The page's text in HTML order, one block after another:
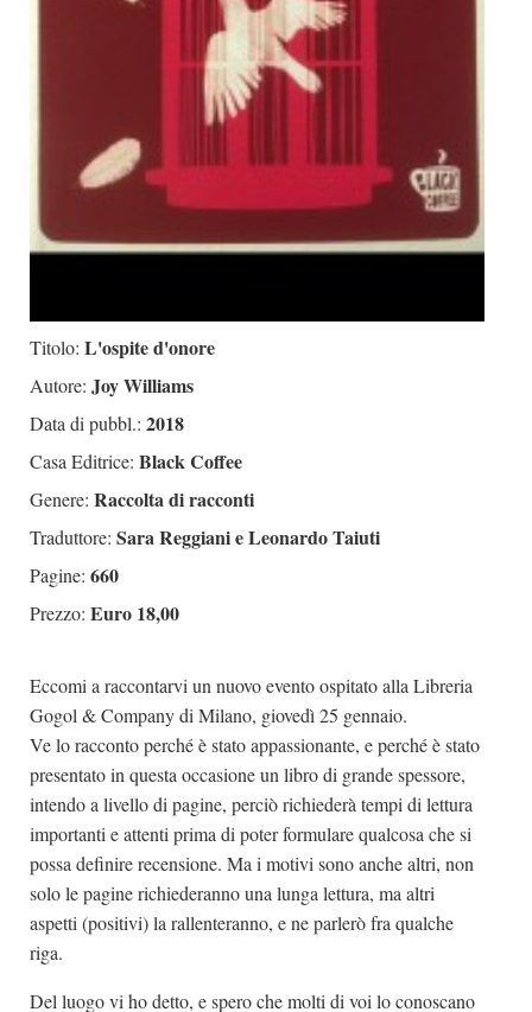
Titolo: L'ospite d'onore
Autore: Joy Williams
Data di pubbl.: 2018
Casa Editrice: Black Coffee
Genere: Raccolta di racconti
Traduttore: Sara Reggiani e Leonardo Taiuti
Pagine: 660
Prezzo: Euro 18,00
Eccomi a raccontarvi un nuovo evento ospitato alla Libreria
Gogol & Company di Milano, giovedì 25 gennaio.
Ve lo racconto perché è stato appassionante, e perché è stato
presentato in questa occasione un libro di grande spessore,
intendo a livello di pagine, perciò richiederà tempi di lettura
importanti e attenti prima di poter formulare qualcosa che si
possa definire recensione. Ma i motivi sono anche altri, non
solo le pagine richiederanno una lunga lettura, ma altri
aspetti (positivi) la rallenteranno, e ne parlerò fra qualche
riga.
Del luogo vi ho detto, e spero che molti di voi lo conoscano